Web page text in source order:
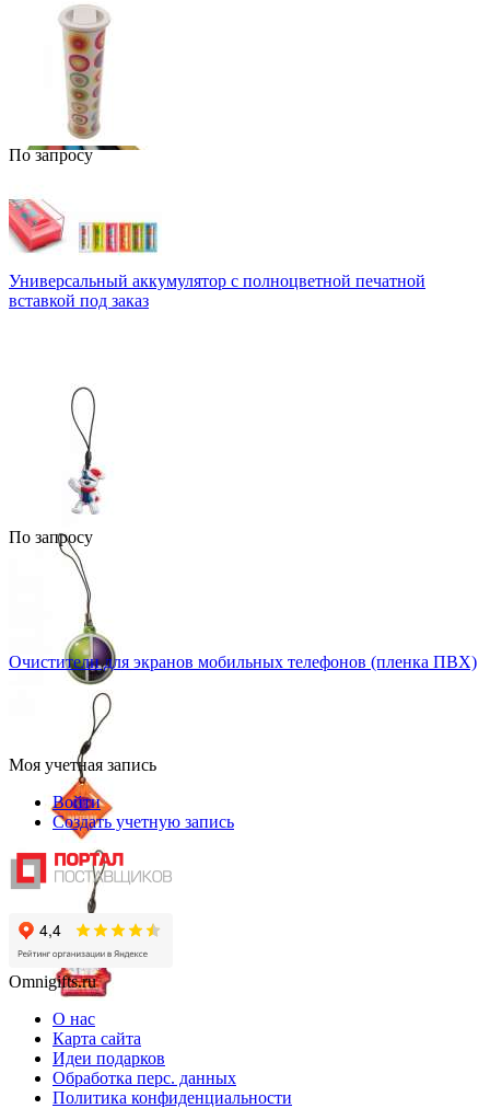
По запросу
Универсальный аккумулятор c полноцветной печатной
вставкой под заказ
По запросу
Очистители для экранов мобильных телефонов (пленка ПВХ)
Моя учетная запись
Войти
Создать учетную запись
Omnigifts.ru
О нас
Карта сайта
Идеи подарков
Обработка перс. данных
Политика конфиденциальности